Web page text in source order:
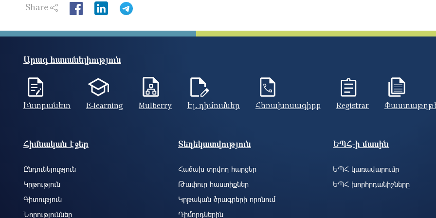
Share LinkedIn
Արագ հասանելիություն
Ինտրանետ E-learning Mulberry Էլ. դիմումներ Հեռախոսագիրք Registrar
Footer site information
Հիմնական էջեր
Ընդունելություն
Կրթություն
Գիտություն
Նորություններ
Տեղեկատվություն
Հաճախ տրվող հարցեր
Թափուր հաստիքներ
Կրթական ծրագրերի որոնում
Դիմորդներին
ԵՊՀ-ի մասին
ԵՊՀ կառավարումը
ԵՊՀ խորհրդանիշները